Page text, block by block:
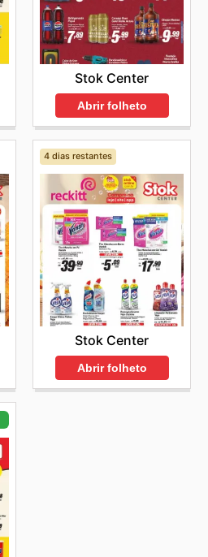
Stok Center
Abrir folheto
4 dias restantes
Stok Center
Abrir folheto